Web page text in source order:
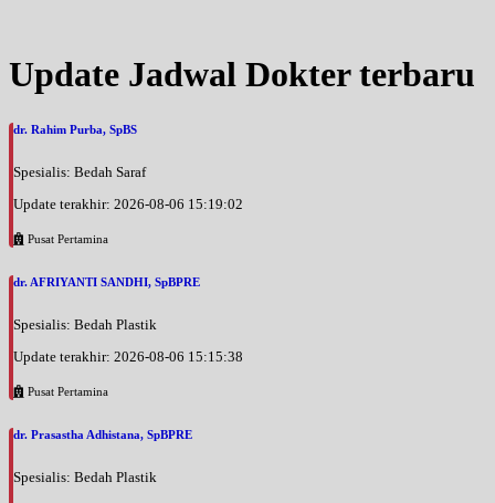
Update Jadwal Dokter terbaru
dr. Rahim Purba, SpBS
Spesialis: Bedah Saraf
Update terakhir: 2026-08-06 15:19:02
Pusat Pertamina
dr. AFRIYANTI SANDHI, SpBPRE
Spesialis: Bedah Plastik
Update terakhir: 2026-08-06 15:15:38
Pusat Pertamina
dr. Prasastha Adhistana, SpBPRE
Spesialis: Bedah Plastik